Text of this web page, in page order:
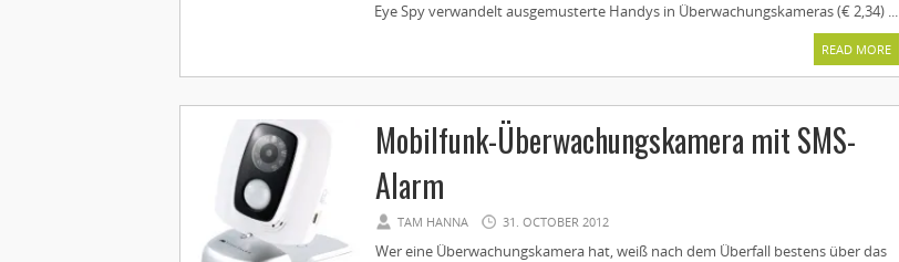
Eye Spy verwandelt ausgemusterte Handys in Überwachungskameras (€ 2,34) ...
READ MORE
Mobilfunk-Überwachungskamera mit SMS-
Alarm
TAM HANNA 31. OCTOBER 2012
Wer eine Überwachungskamera hat, weiß nach dem Überfall bestens über das